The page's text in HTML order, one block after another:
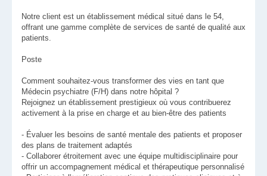
Notre client est un établissement médical situé dans le 54,
offrant une gamme complète de services de santé de qualité aux
patients.
Poste
Comment souhaitez-vous transformer des vies en tant que
Médecin psychiatre (F/H) dans notre hôpital ?
Rejoignez un établissement prestigieux où vous contribuerez
activement à la prise en charge et au bien-être des patients
- Évaluer les besoins de santé mentale des patients et proposer
des plans de traitement adaptés
- Collaborer étroitement avec une équipe multidisciplinaire pour
offrir un accompagnement médical et thérapeutique personnalisé